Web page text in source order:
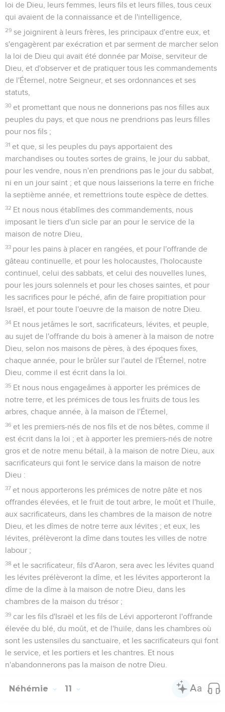
loi de Dieu, leurs femmes, leurs fils et leurs filles, tous ceux
qui avaient de la connaissance et de l'intelligence,
29 se joignirent à leurs frères, les principaux d'entre eux, et
s'engagèrent par exécration et par serment de marcher selon
la loi de Dieu qui avait été donnée par Moïse, serviteur de
Dieu, et d'observer et de pratiquer tous les commandements
de l'Éternel, notre Seigneur, et ses ordonnances et ses
statuts,
30 et promettant que nous ne donnerions pas nos filles aux
peuples du pays, et que nous ne prendrions pas leurs filles
pour nos fils ;
31 et que, si les peuples du pays apportaient des
marchandises ou toutes sortes de grains, le jour du sabbat,
pour les vendre, nous n'en prendrions pas le jour du sabbat,
ni en un jour saint ; et que nous laisserions la terre en friche
la septième année, et remettrions toute espèce de dettes.
32 Et nous nous établîmes des commandements, nous
imposant le tiers d'un sicle par an pour le service de la
maison de notre Dieu,
33 pour les pains à placer en rangées, et pour l'offrande de
gâteau continuelle, et pour les holocaustes, l'holocauste
continuel, celui des sabbats, et celui des nouvelles lunes,
pour les jours solennels et pour les choses saintes, et pour
les sacrifices pour le péché, afin de faire propitiation pour
Israël, et pour toute l'oeuvre de la maison de notre Dieu.
34 Et nous jetâmes le sort, sacrificateurs, lévites, et peuple,
au sujet de l'offrande du bois à amener à la maison de notre
Dieu, selon nos maisons de pères, à des époques fixes,
chaque année, pour le brûler sur l'autel de l'Éternel, notre
Dieu, comme il est écrit dans la loi.
35 Et nous nous engageâmes à apporter les prémices de
notre terre, et les prémices de tous les fruits de tous les
arbres, chaque année, à la maison de l'Éternel,
36 et les premiers-nés de nos fils et de nos bêtes, comme il
est écrit dans la loi ; et à apporter les premiers-nés de notre
gros et de notre menu bétail, à la maison de notre Dieu, aux
sacrificateurs qui font le service dans la maison de notre
Dieu :
37 et nous apporterons les prémices de notre pâte et nos
offrandes élevées, et le fruit de tout arbre, le moût et l'huile,
aux sacrificateurs, dans les chambres de la maison de notre
Dieu, et les dîmes de notre terre aux lévites ; et eux, les
lévites, prélèveront la dîme dans toutes les villes de notre
labour ;
38 et le sacrificateur, fils d'Aaron, sera avec les lévites quand
les lévites prélèveront la dîme, et les lévites apporteront la
dîme de la dîme à la maison de notre Dieu, dans les
chambres de la maison du trésor ;
39 car les fils d'Israël et les fils de Lévi apporteront l'offrande
élevée du blé, du moût, et de l'huile, dans les chambres où
sont les ustensiles du sanctuaire, et les sacrificateurs qui font
le service, et les portiers et les chantres. Et nous
n'abandonnerons pas la maison de notre Dieu.
Néhémie 11